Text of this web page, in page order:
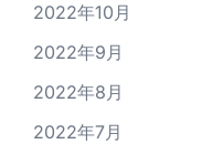
2022年10月
2022年9月
2022年8月
2022年7月